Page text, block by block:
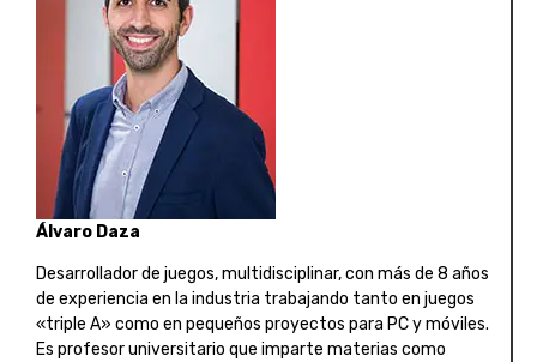
Álvaro Daza
Desarrollador de juegos, multidisciplinar, con más de 8 años
de experiencia en la industria trabajando tanto en juegos
«triple A» como en pequeños proyectos para PC y móviles.
Es profesor universitario que imparte materias como